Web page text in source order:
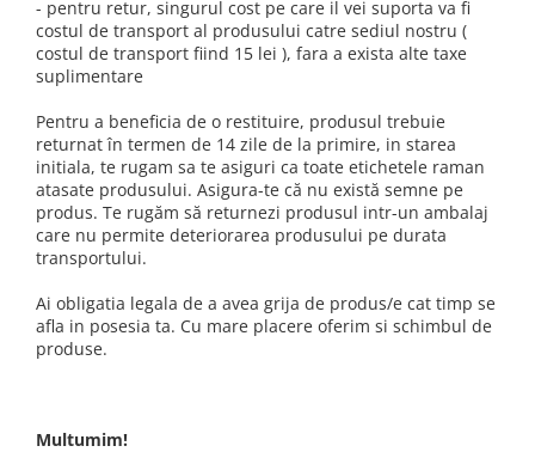
- pentru retur, singurul cost pe care il vei suporta va fi
costul de transport al produsului catre sediul nostru (
costul de transport fiind 15 lei ), fara a exista alte taxe
suplimentare
Pentru a beneficia de o restituire, produsul trebuie
returnat în termen de 14 zile de la primire, in starea
initiala, te rugam sa te asiguri ca toate etichetele raman
atasate produsului. Asigura-te că nu există semne pe
produs. Te rugăm să returnezi produsul intr-un ambalaj
care nu permite deteriorarea produsului pe durata
transportului.
Ai obligatia legala de a avea grija de produs/e cat timp se
afla in posesia ta. Cu mare placere oferim si schimbul de
produse.
Multumim!